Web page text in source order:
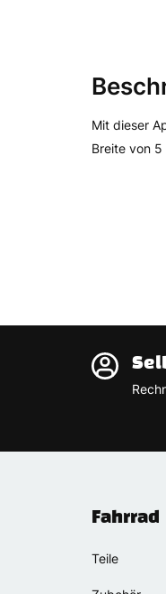
Mit dieser
Breite von
Fahrrad
Teile